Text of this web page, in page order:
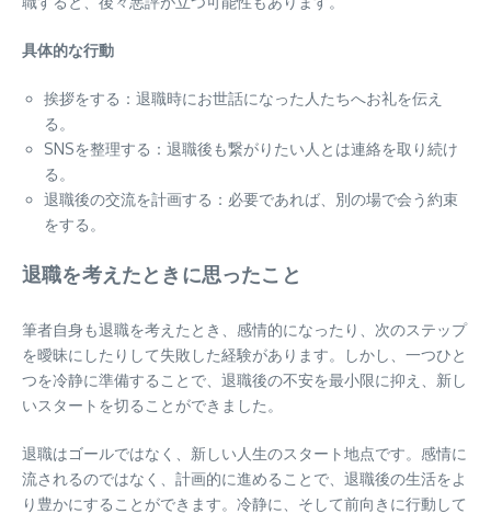
具体的な行動
挨拶をする：退職時にお世話になった人たちへお礼を伝え
る。
SNSを整理する：退職後も繋がりたい人とは連絡を取り続け
る。
退職後の交流を計画する：必要であれば、別の場で会う約束
をする。
退職を考えたときに思ったこと
筆者自身も退職を考えたとき、感情的になったり、次のステップ
を曖昧にしたりして失敗した経験があります。しかし、一つひと
つを冷静に準備することで、退職後の不安を最小限に抑え、新し
いスタートを切ることができました。
退職はゴールではなく、新しい人生のスタート地点です。感情に
流されるのではなく、計画的に進めることで、退職後の生活をよ
り豊かにすることができます。冷静に、そして前向きに行動して